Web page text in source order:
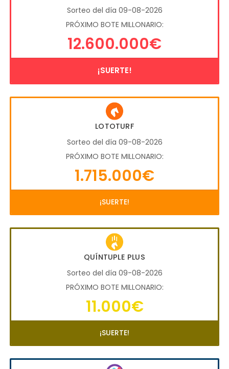
Sorteo del día 09-08-2026
PRÓXIMO BOTE MILLONARIO:
12.600.000€
¡SUERTE!
LOTOTURF
Sorteo del día 09-08-2026
PRÓXIMO BOTE MILLONARIO:
1.715.000€
¡SUERTE!
QUÍNTUPLE PLUS
Sorteo del día 09-08-2026
PRÓXIMO BOTE MILLONARIO:
11.000€
¡SUERTE!